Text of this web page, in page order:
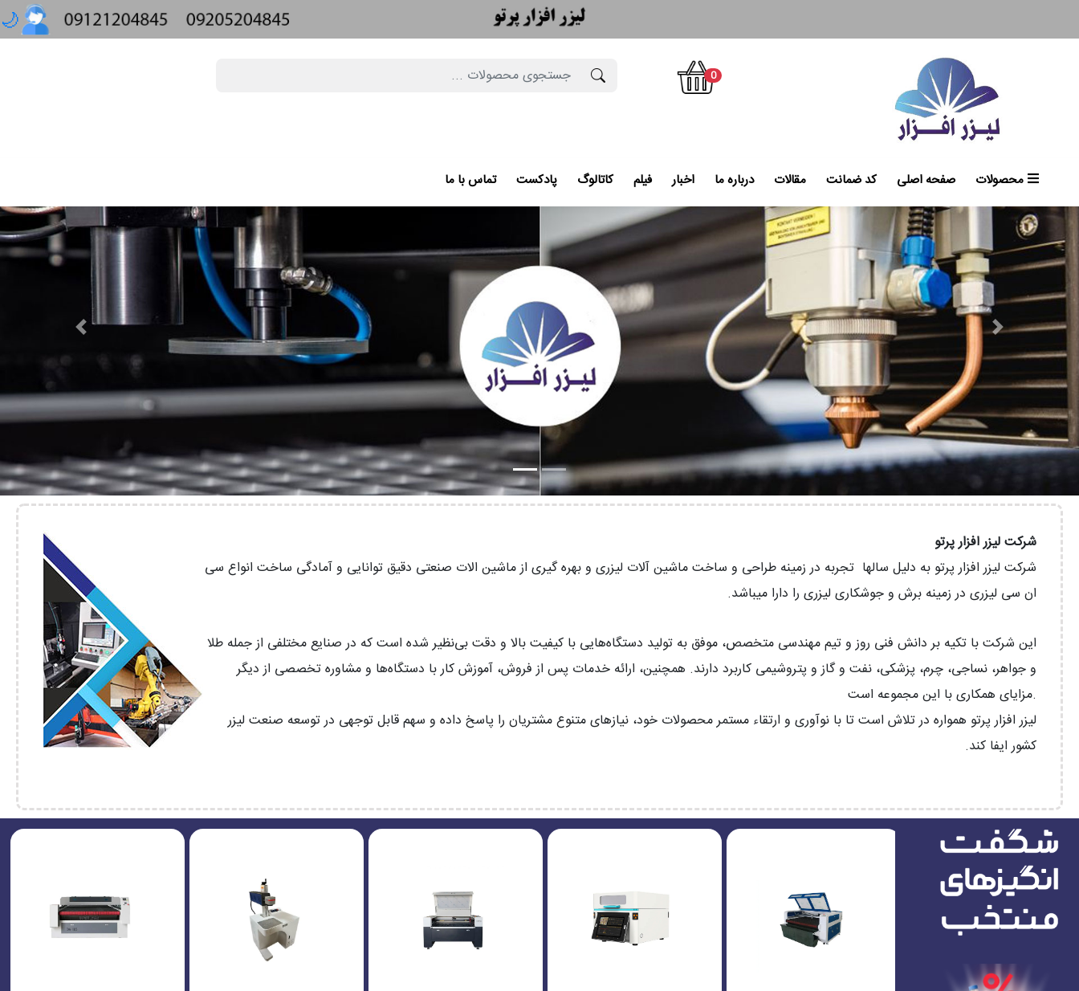
🌙
0
محصولات صفحه اصلی کد ضمانت مقالات درباره ما اخبار فیلم کاتالوگ پادکست تماس با ما
Previous Next
شرکت لیزر افزار پرتو
شرکت لیزر افزار پرتو به دلیل سالها تجربه در زمینه طراحی و ساخت ماشین آلات لیزری و بهره گیری از ماشین الات صنعتی دقیق توانایی و آمادگی ساخت انواع سی
ان سی لیزری در زمینه برش وجوشکاری لیزری را دارا میباشد.
این شرکت با تکیه بر دانش فنی روز و تیم مهندسی متخصص، موفق به تولید دستگاه‌هایی با کیفیت بالا و دقت بی‌نظیر شده است که در صنایع مختلفی از جمله طلا
و جواهر، نساجی، چرم، پزشکی، نفت و گاز و پتروشیمی کاربرد دارند. همچنین، ارائه خدمات پس از فروش، آموزش کار با دستگاه‌ها و مشاوره تخصصی از دیگر
مزایای همکاری با این مجموعه است.
لیزر افزار پرتو همواره در تلاش است تا با نوآوری و ارتقاء مستمر محصولات خود، نیازهای متنوع مشتریان را پاسخ داده و سهم قابل توجهی در توسعه صنعت لیزر
کشور ایفا کند.